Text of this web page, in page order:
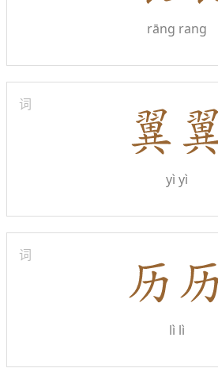
rāng rang
词
yì yì
词
lì lì